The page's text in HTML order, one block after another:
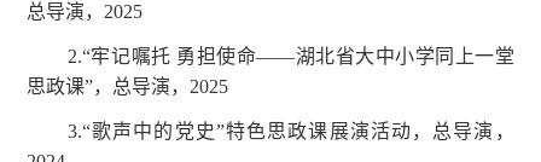
总导演，2025
2.“牢记嘱托 勇担使命——湖北省大中小学同上一堂
思政课”，总导演，2025
3.“歌声中的党史”特色思政课展演活动，总导演，